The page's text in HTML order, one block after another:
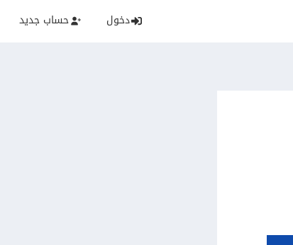
دخول حساب جديد